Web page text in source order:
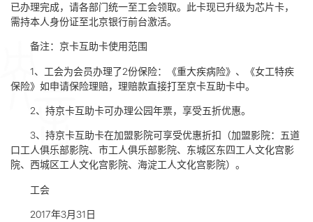
已办理完成，请各部门统一至工会领取。此卡现已升级为芯片卡，
需持本人身份证至北京银行前台激活。
备注：京卡互助卡使用范围
1、工会为会员办理了2份保险：《重大疾病险》、《女工特疾
保险》如申请保险理赔，理赔款直接打至京卡互助卡中。
2、持京卡互助卡可办理公园年票，享受五折优惠。
3、持京卡互助卡在加盟影院可享受优惠折扣（加盟影院：五道
口工人俱乐部影院、市工人俱乐部影院、东城区东四工人文化宫影
院、西城区工人文化宫影院、海淀工人文化宫影院）。
工会
2017年3月31日